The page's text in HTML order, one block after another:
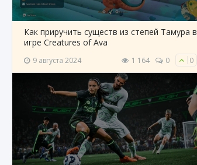
Как приручить существ из степей Тамура в
игре Creatures of Ava
9 августа 2024 1 164 0 0